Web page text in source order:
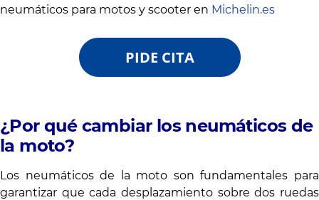
neumáticos para motos y scooter en Michelin.es
PIDE CITA
¿Por qué cambiar los neumáticos de
la moto?
Los neumáticos de la moto son fundamentales para
garantizar que cada desplazamiento sobre dos ruedas